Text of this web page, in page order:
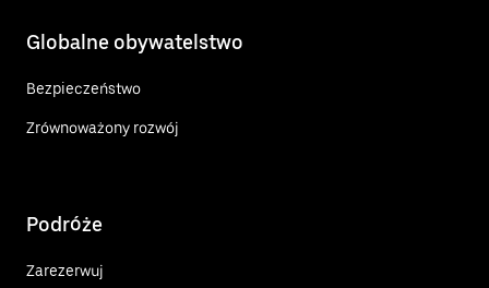
Globalne obywatelstwo
Bezpieczeństwo
Zrównoważony rozwój
Podróże
Zarezerwuj